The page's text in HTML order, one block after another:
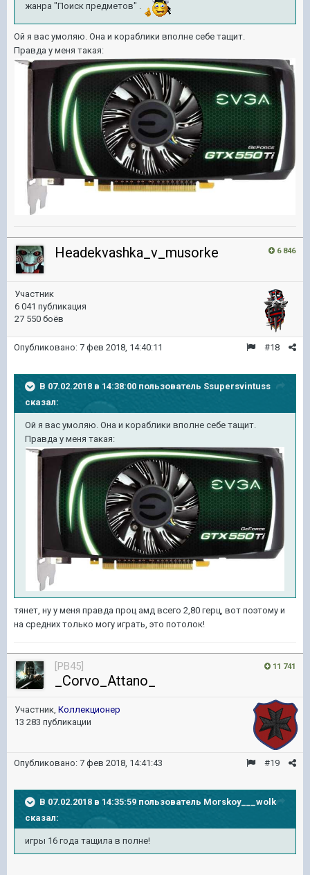
жанра "Поиск предметов" .
Ой я вас умоляю. Она и кораблики вполне себе тащит.
Правда у меня такая:
6 846
Headekvashka_v_musorke
Участник
6 041 публикация
27 550 боёв
#18
Опубликовано: 7 фев 2018, 14:40:11
В 07.02.2018 в 14:38:00 пользователь Ssupersvintuss
сказал:
Ой я вас умоляю. Она и кораблики вполне себе тащит.
Правда у меня такая:
тянет, ну у меня правда проц амд всего 2,80 герц, вот поэтому и
на средних только могу играть, это потолок!
11 741
[PB45]
_Corvo_Attano_
Участник, Коллекционер
13 283 публикации
#19
Опубликовано: 7 фев 2018, 14:41:43
В 07.02.2018 в 14:35:59 пользователь Morskoy___wolk
сказал:
игры 16 года тащила в полне!